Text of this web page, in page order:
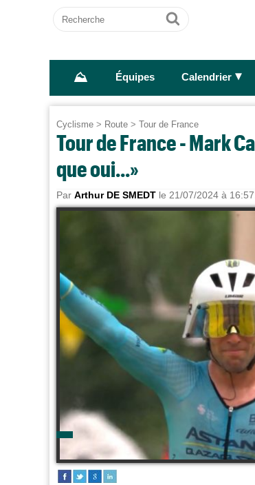
Recherche
Ok
⛰ Équipes Calendrier ►
Cyclisme > Route > Tour de France
Tour de France - Mark
que oui...»
Par Arthur DE SMEDT le 21/07/2024 à 16:57.